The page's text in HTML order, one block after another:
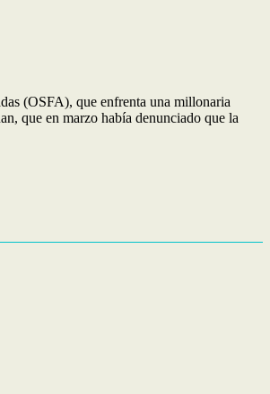
(OSFA), que enfrenta una millonaria
que en marzo había denunciado que la